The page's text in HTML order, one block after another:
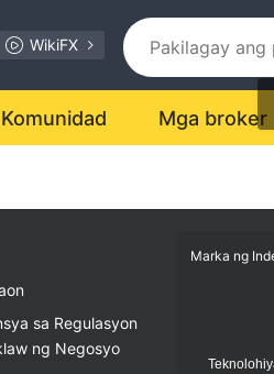
WikiFX
Komunidad Mga broker
sa Regulasyon
ng Negosyo
Marka ng